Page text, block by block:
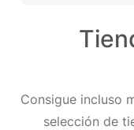
Consigue incluso
selección de